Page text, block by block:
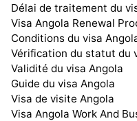
Délai de traitement du
Visa Angola Renewal
Conditions du visa
Vérification du statut du
Validité du visa Angola
Guide du visa Angola
Visa de visite Angola
Visa Angola Work And